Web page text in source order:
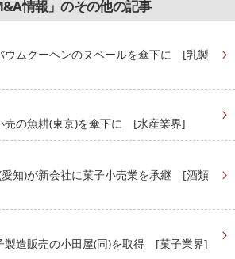
情報」のその他の記事
ウムクーヘンのヌベールを傘下に [乳製
売の魚耕(東京)を傘下に [水産業界]
知)が新会社に菓子小売業を承継 [酒類
製造販売の小田屋(同)を取得 [菓子業界]